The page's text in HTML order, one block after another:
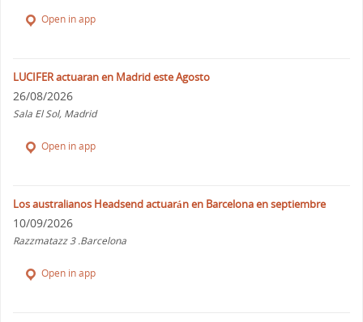
Open in app
LUCIFER actuaran en Madrid este Agosto
26/08/2026
Sala El Sol, Madrid
Open in app
Los australianos Headsend actuarán en Barcelona en septiembre
10/09/2026
Razzmatazz 3 .Barcelona
Open in app